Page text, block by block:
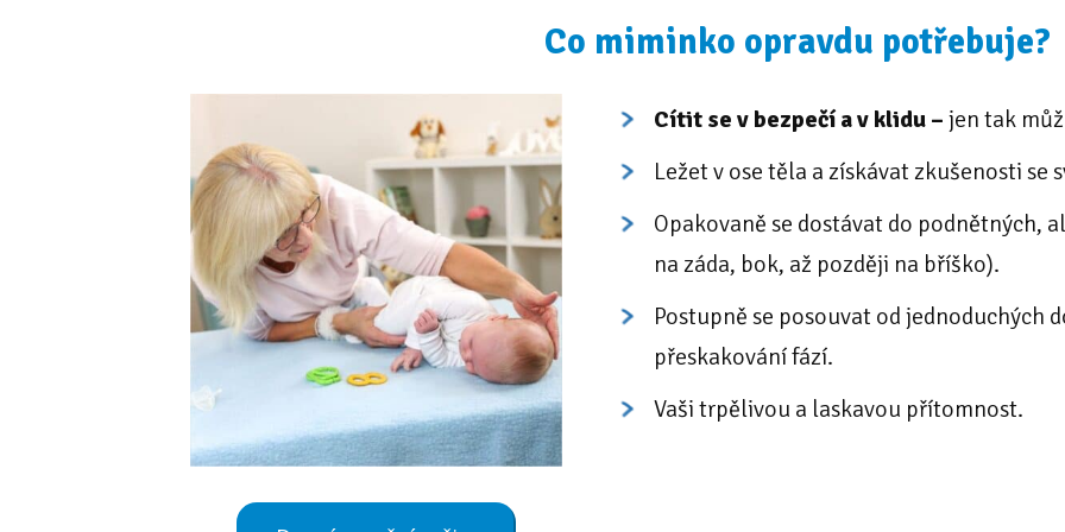
Co miminko opravdu potřebuje?
Cítit se v bezpečí a v klidu – jen tak
Ležet v ose těla a získávat zkušenosti se
Opakovaně se dostávat do podnětných,
na záda, bok, až později na bříško).
Postupně se posouvat od jednoduchých
přeskakování fází.
Vaši trpělivou a laskavou přítomnost.